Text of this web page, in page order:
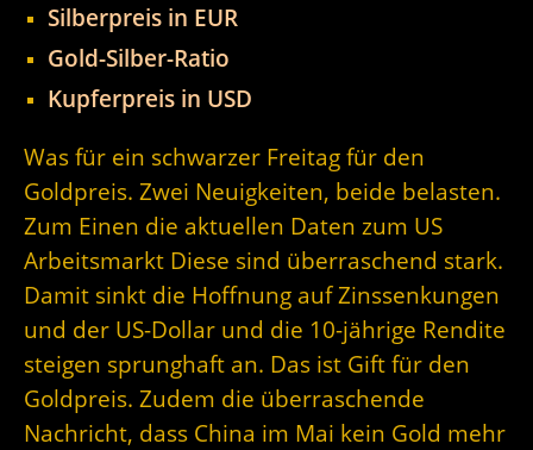
Silberpreis in EUR
Gold-Silber-Ratio
Kupferpreis in USD
Was für ein schwarzer Freitag für den
Goldpreis. Zwei Neuigkeiten, beide belasten.
Zum Einen die aktuellen Daten zum US
Arbeitsmarkt Diese sind überraschend stark.
Damit sinkt die Hoffnung auf Zinssenkungen
und der US-Dollar und die 10-jährige Rendite
steigen sprunghaft an. Das ist Gift für den
Goldpreis. Zudem die überraschende
Nachricht, dass China im Mai kein Gold mehr